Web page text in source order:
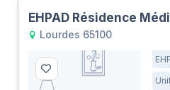
EHPAD Résidence
Lourdes 65100